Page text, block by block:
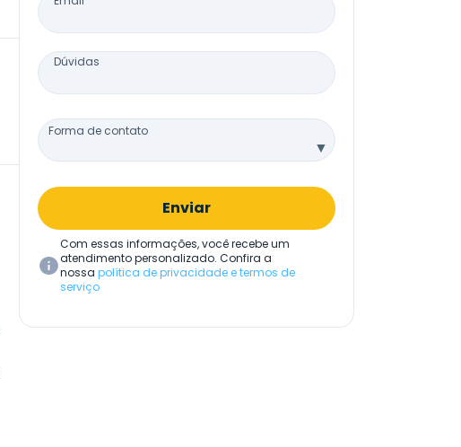
Dúvidas
Forma de contato
▼
Enviar
Com essas informações, você recebe um
atendimento personalizado. Confira a
nossa política de privacidade e termos de
serviço